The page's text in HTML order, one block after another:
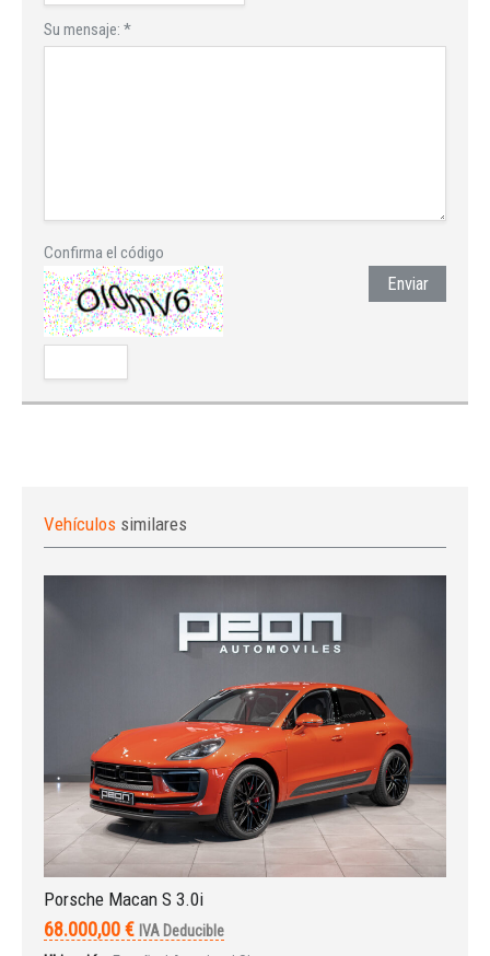
Su mensaje: *
Confirma el código
Enviar
Vehículos similares
Porsche Macan S 3.0i
68.000,00 € IVA Deducible